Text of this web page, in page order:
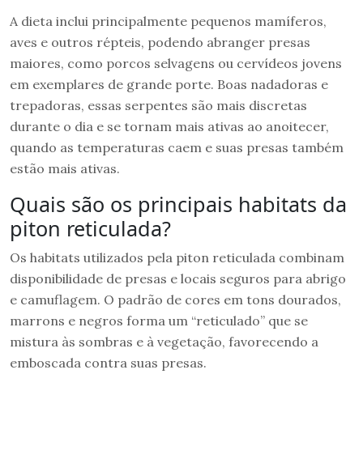
A dieta inclui principalmente pequenos mamíferos,
aves e outros répteis, podendo abranger presas
maiores, como porcos selvagens ou cervídeos jovens
em exemplares de grande porte. Boas nadadoras e
trepadoras, essas serpentes são mais discretas
durante o dia e se tornam mais ativas ao anoitecer,
quando as temperaturas caem e suas presas também
estão mais ativas.
Quais são os principais habitats da
piton reticulada?
Os habitats utilizados pela piton reticulada combinam
disponibilidade de presas e locais seguros para abrigo
e camuflagem. O padrão de cores em tons dourados,
marrons e negros forma um “reticulado” que se
mistura às sombras e à vegetação, favorecendo a
emboscada contra suas presas.